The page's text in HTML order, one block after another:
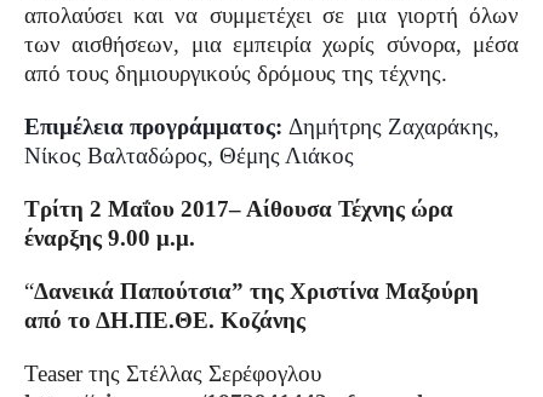
απολαύσει και να συμμετέχει σε μια γιορτή όλων
των αισθήσεων, μια εμπειρία χωρίς σύνορα, μέσα
από τους δημιουργικούς δρόμους της τέχνης.
Επιμέλεια προγράμματος: Δημήτρης Ζαχαράκης,
Νίκος Βαλταδώρος, Θέμης Λιάκος
Τρίτη 2 Μαΐου 2017– Αίθουσα Τέχνης ώρα
έναρξης 9.00 μ.μ.
“Δανεικά Παπούτσια” της Χριστίνα Μαξούρη
από το ΔΗ.ΠΕ.ΘΕ. Κοζάνης
Teaserτης Στέλλας Σερέφογλου